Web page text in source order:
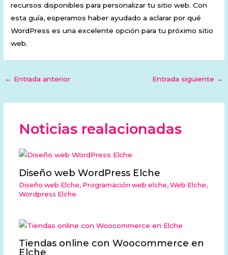
recursos disponibles para personalizar tu sitio web. Con
esta guía, esperamos haber ayudado a aclarar por qué
WordPress es una excelente opción para tu próximo sitio
web.
← Entrada anterior Entrada siguiente →
Noticias realacionadas
Diseño web WordPress Elche
Diseño web Elche, Programación web elche, Web Elche,
Wordpress Elche
Tiendas online con Woocommerce en
Elche